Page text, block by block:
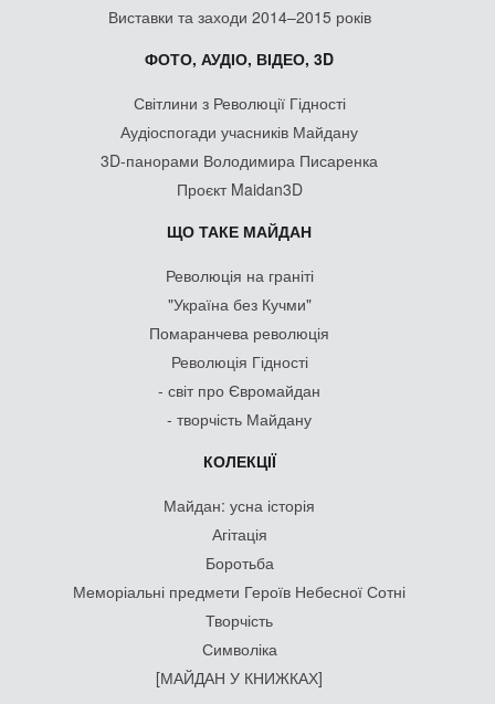
Виставки та заходи 2014–2015 років
ФОТО, АУДІО, ВІДЕО, 3D
Світлини з Революції Гідності
Аудіоспогади учасників Майдану
3D-панорами Володимира Писаренка
Проєкт Maidan3D
ЩО ТАКЕ МАЙДАН
Революція на граніті
"Україна без Кучми"
Помаранчева революція
Революція Гідності
- світ про Євромайдан
- творчість Майдану
КОЛЕКЦІЇ
Майдан: усна історія
Агітація
Боротьба
Меморіальні предмети Героїв Небесної Сотні
Творчість
Символіка
[МАЙДАН У КНИЖКАХ]